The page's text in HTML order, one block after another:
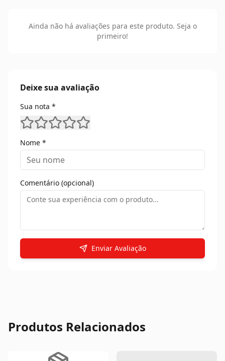
Ainda não há avaliações para este produto. Seja o
primeiro!
Deixe sua avaliação
Sua nota *
Nome *
Comentário (opcional)
Enviar Avaliação
Produtos Relacionados